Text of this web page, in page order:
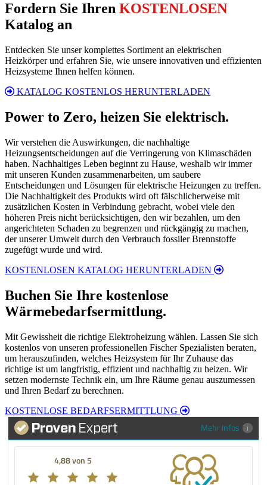
Fordern Sie Ihren KOSTENLOSEN
Katalog an​
Entdecken Sie unser komplettes Sortiment an elektrischen
Heizkörper und erfahren Sie, wie unsere innovativen und effizienten
Heizsysteme Ihnen helfen können.
KATALOG KOSTENLOS HERUNTERLADEN
Power to Zero, heizen Sie elektrisch.
Wir verstehen die Auswirkungen, die nachhaltige
Heizungsentscheidungen auf die Verringerung von Klimaschäden
haben. Nachhaltiges Leben beginnt zu Hause, weshalb wir immer
mit unseren Kunden zusammenarbeiten, um saubere
Entscheidungen und Lösungen für elektrische Heizungen zu treffen.
Die Nachhaltigkeit des Produkts wird oft fälschlicherweise mit
zusätzlichen Kosten in Verbindung gebracht, wobei viele den
höheren Preis nicht berücksichtigen, den wir bezahlen, um den
angerichteten Schaden zu begrenzen und rückgängig zu machen,
der unserer Umwelt durch den Verbrauch fossiler Brennstoffe
zugefügt wurde und wird.
KOSTENLOSEN KATALOG HERUNTERLADEN
Buchen Sie Ihre kostenlose
Wärmebedarfsermittlung.
Mit Gewissheit die richtige Elektroheizung wählen. Lassen Sie sich
kostenlos von unseren professionellen Fischer Spezialisten beraten,
um herauszufinden, welches Heizsystem für Ihr Zuhause das
richtige ist um langfristig, effizient und nachhaltig zu heizen. Wir
setzen modernste Technik ein, um Ihre Räume genau auszumessen
und Ihren Bedarf zu berechnen.
KOSTENLOSE BEDARFSERMITTLUNG
Mehr Infos
4,88 von 5